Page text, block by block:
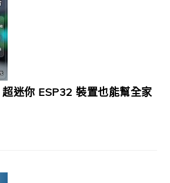
迷你 ESP32 裝置也能幫全家